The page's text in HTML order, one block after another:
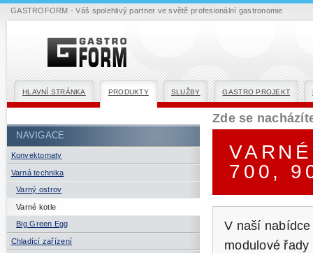
HLAVNÍ STRÁNKA PRODUKTY SLUŽBY GASTRO PROJEKT
NAVIGACE
Konvektomaty
Varná technika
Varný ostrov
Varné kotle
Big Green Egg
Chladící zařízení
Zde se
700,
V naší
modulové
GASTROFORM - Váš spolehlivý partner ve světě profesionální gastronomie